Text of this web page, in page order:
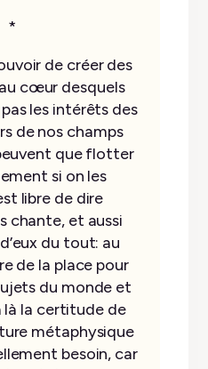
*
de créer des
cœur desquels
les intérêts des
de nos champs
que flotter
si on les
libre de dire
chante, et aussi
du tout: au
de la place pour
du monde et
là la certitude de
métaphysique
besoin, car